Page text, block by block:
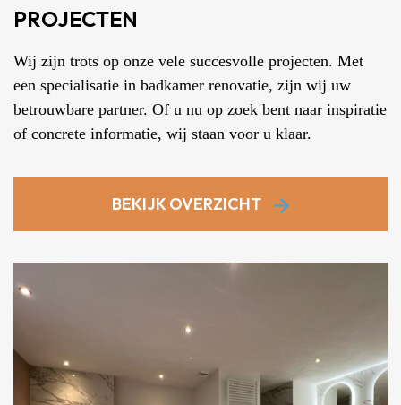
PROJECTEN
Wij zijn trots op onze vele succesvolle projecten. Met
een specialisatie in badkamer renovatie, zijn wij uw
betrouwbare partner. Of u nu op zoek bent naar inspiratie
of concrete informatie, wij staan voor u klaar.
BEKIJK OVERZICHT